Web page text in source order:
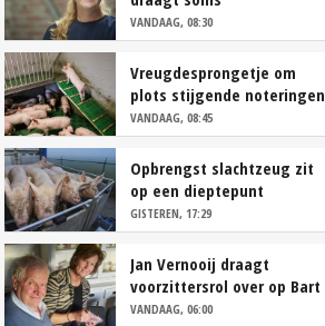
overschoenen’
VANDAAG, 08:30
Vreugdesprongetje om
plots stijgende noteringen
VANDAAG, 08:45
Opbrengst slachtzeug zit
op een dieptepunt
GISTEREN, 17:29
Jan Vernooij draagt
voorzittersrol over op Bart
Camps
VANDAAG, 06:00